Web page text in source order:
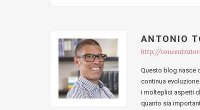
ANTONIO
http://
Questo blog nasce
continua
i molteplici aspetti
quanto sia